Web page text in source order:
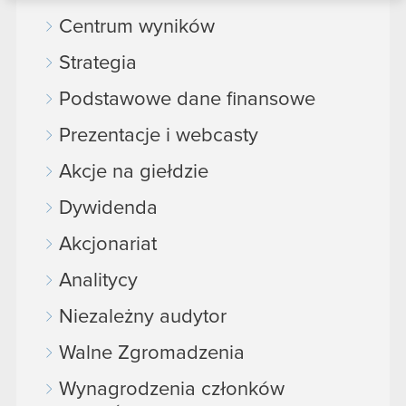
podczas korzystania z ich usług. Kontynuując
korzystanie z naszej witryny, zgadasz się na
używanie plików cookie.
Centrum wyników
Strategia
Podstawowe dane finansowe
Prezentacje i webcasty
Akcje na giełdzie
Dywidenda
Akcjonariat
Analitycy
Niezależny audytor
Walne Zgromadzenia
Wynagrodzenia członków